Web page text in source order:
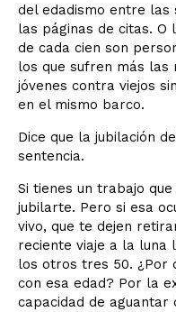
del edadismo entre las
las páginas de citas. O
de cada cien son
los que sufren más las
jóvenes contra viejos
en el mismo barco.
Dice que la jubilación
sentencia.
Si tienes un trabajo
jubilarte. Pero si esa
vivo, que te dejen
reciente viaje a la luna
los otros tres 50. ¿Por
con esa edad? Por la
capacidad de aguantar